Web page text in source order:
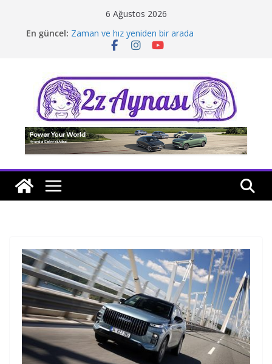
6 Ağustos 2026
En güncel: Zaman ve hız yeniden bir arada
Borusan Next Bodrum’da açıldı
Tatil rotasında test sürüşü